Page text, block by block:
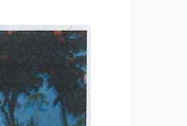
۲۲
–
سخنرانی
جلسه
هشتم